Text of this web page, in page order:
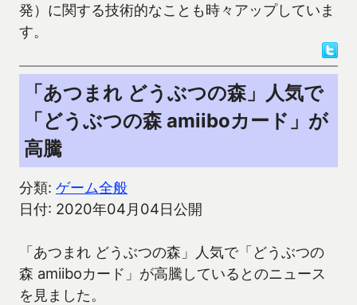
発）に関する技術的なことも時々アップしていま
す。
「あつまれ どうぶつの森」人気で
「どうぶつの森 amiiboカード」が
高騰
分類: ゲーム全般
日付: 2020年04月04日公開
「あつまれ どうぶつの森」人気で「どうぶつの
森 amiiboカード」が高騰しているとのニュース
を見ました。